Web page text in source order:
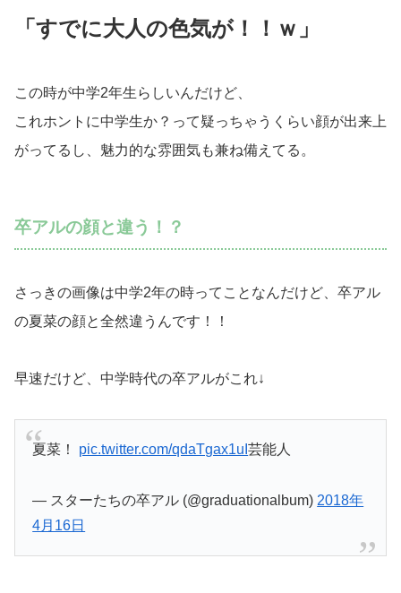
「すでに大人の色気が！！ｗ」
この時が中学2年生らしいんだけど、
これホントに中学生か？って疑っちゃうくらい顔が出来上
がってるし、魅力的な雰囲気も兼ね備えてる。
卒アルの顔と違う！？
さっきの画像は中学2年の時ってことなんだけど、卒アル
の夏菜の顔と全然違うんです！！
早速だけど、中学時代の卒アルがこれ↓
夏菜！ pic.twitter.com/qdaTgax1uI芸能人
— スターたちの卒アル (@graduationalbum) 2018年
4月16日